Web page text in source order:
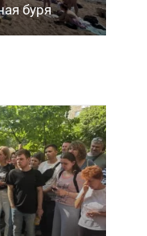
буря